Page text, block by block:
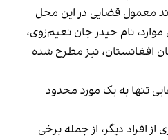
معمول قضایی در این محل
نام حیدر جان نعیم‌زوی،
افغانستان، نیز مطرح شده
تنها به یک مورد محدود
افراد دیگر، از جمله برخی